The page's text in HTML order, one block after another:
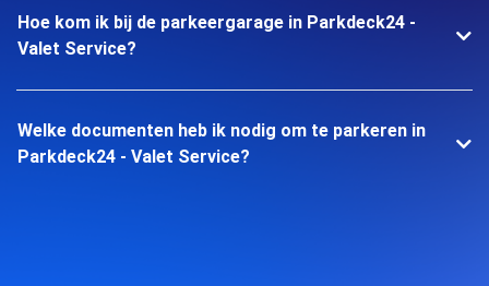
Hoe kom ik bij de parkeergarage in Parkdeck24 -
Valet Service?
Welke documenten heb ik nodig om te parkeren in
Parkdeck24 - Valet Service?